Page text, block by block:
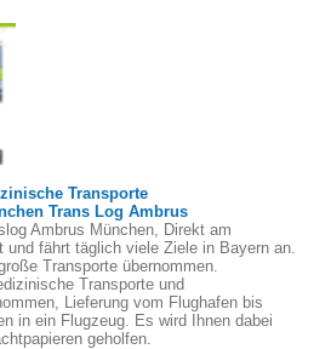
Transporte
Trans Log Ambrus
Ambrus München, Direkt am
und fährt täglich viele Ziele in Bayern an.
Transporte übernommen.
Transporte und
Lieferung vom Flughafen bis
in ein Flugzeug. Es wird Ihnen dabei
geholfen.